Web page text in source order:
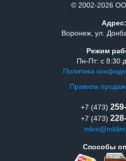
© 2002-2026
Адрес:
Воронеж, ул.
Режим
Пн-Пт: с 8:30
Политика
Правила
+7 (473)
+7 (473)
Способы